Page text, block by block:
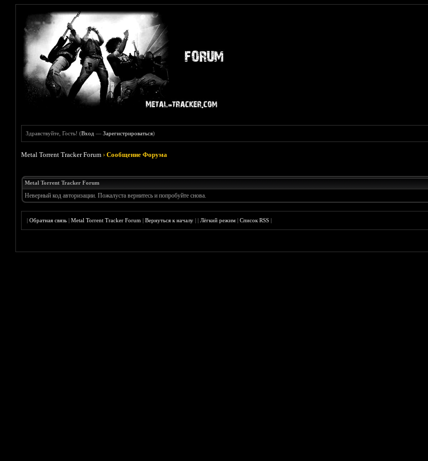
Здравствуйте, Гость! (Вход —Зарегистрироваться)
Metal Torrent Tracker Forum ›Сообщение Форума
Metal Torrent Tracker Forum
Неверный код авторизации. Пожалуста вернитесь и попробуйте снова.
|Обратная связь |Metal Torrent Tracker Forum |Вернуться к началу ||Лёгкий режим |Список RSS |